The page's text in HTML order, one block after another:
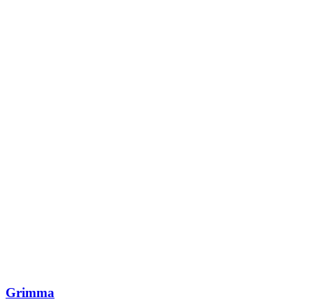
Grimma